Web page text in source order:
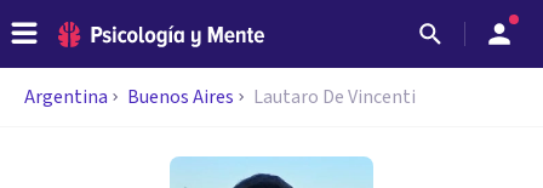
Argentina Buenos Aires Lautaro De Vincenti